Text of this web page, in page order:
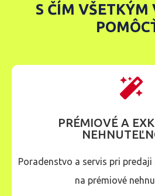
S ČÍM VŠETKÝM
PRÉMIOVÉ A
Poradenstvo a servis pri predaji
na prémiové